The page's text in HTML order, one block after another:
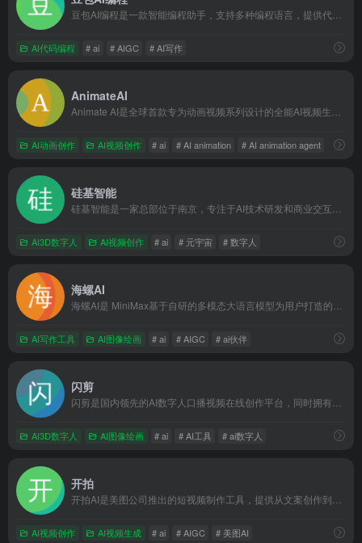
AI代码编程 # ai # AIGC # AI写作
AnimateAI
AI动画创作 AI视频创作 # ai # AI animation # AI animation agent
硅基智能
AI3D数字人 AI视频创作 # ai # 元宇宙 # 数字人
海螺AI
AI写作工具 AI图像绘画 # ai # AIGC # ai伙伴
闪剪
AI3D数字人 AI图像绘画 # ai # AI工具 # ai数字人
开拍
AI视频创作 AI视频生成 # ai # AIGC # 美图AI